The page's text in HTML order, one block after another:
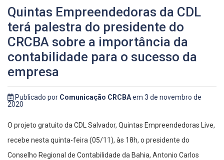
Quintas Empreendedoras da CDL
terá palestra do presidente do
CRCBA sobre a importância da
contabilidade para o sucesso da
empresa
Publicado por Comunicação CRCBAem 3 de novembro de
2020
O projeto gratuito da CDL Salvador, Quintas Empreendedoras Live,
recebe nesta quinta-feira (05/11), às 18h, o presidente do
Conselho Regional de Contabilidade da Bahia, Antonio Carlos